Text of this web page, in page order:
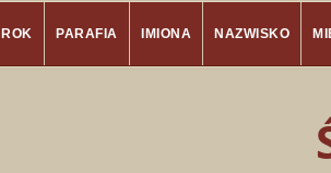
ROK PARAFIA IMIONA NAZWISKO